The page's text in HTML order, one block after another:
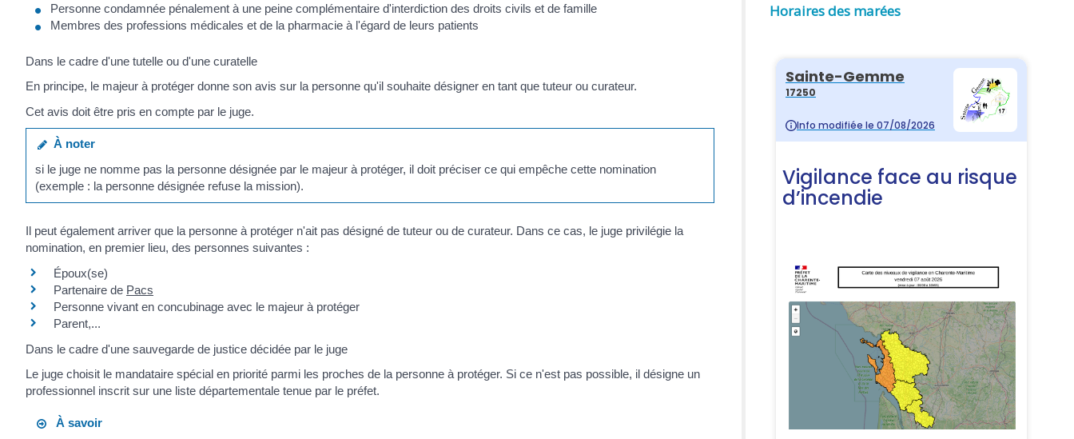
Personne condamnée pénalement à une peine complémentaire d'interdiction des droits civils et de famille
Membres des professions médicales et de la pharmacie à l'égard de leurs patients
Dans le cadre d'une tutelle ou d'une curatelle
En principe, le majeur à protéger donne son avis sur la personne qu'il souhaite désigner en tant que tuteur ou curateur.
Cet avis doit être pris en compte par le juge.
À noter
si le juge ne nomme pas la personne désignée par le majeur à protéger, il doit préciser ce qui empêche cette nomination
(exemple : la personne désignée refuse la mission).
Il peut également arriver que la personne à protéger n'ait pas désigné de tuteur ou de curateur. Dans ce cas, le juge privilégie la
nomination, en premier lieu, des personnes suivantes :
Époux(se)
Partenaire de Pacs
Personne vivant en concubinage avec le majeur à protéger
Parent,...
Dans le cadre d'une sauvegarde de justice décidée par le juge
Le juge choisit le mandataire spécial en priorité parmi les proches de la personne à protéger. Si ce n'est pas possible, il désigne un
professionnel inscrit sur une liste départementale tenue par le préfet.
À savoir
Horaires des marées